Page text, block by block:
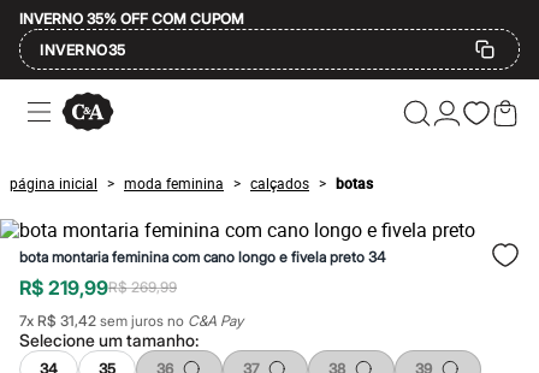
INVERNO 35% OFF COM CUPOM
INVERNO35
Ofertas
Compre por Departamento
Masculino
Infantil
Calçados
Mindse7
Plus Size
Até 20% off
Até 40% off
Até 60% off
A partir de 60% off
página inicial > moda feminina > calçados > botas
bota montaria feminina com cano longo e fivela preto 34
R$ 219,99R$ 269,99
7x R$ 31,42 sem juros no C&A Pay
Selecione umtamanho:
34 35 36 37 38 39